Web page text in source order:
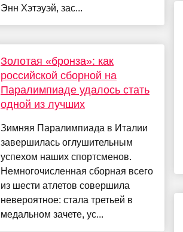
Энн Хэтэуэй, зас...
Золотая «бронза»: как
российской сборной на
Паралимпиаде удалось стать
одной из лучших
Зимняя Паралимпиада в Италии
завершилась оглушительным
успехом наших спортсменов.
Немногочисленная сборная всего
из шести атлетов совершила
невероятное: стала третьей в
медальном зачете, ус...